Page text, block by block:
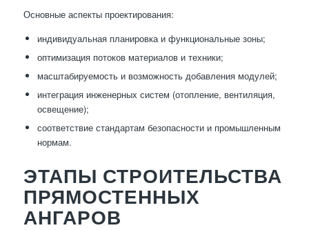
Основные аспекты проектирования:
индивидуальная планировка и функциональные зоны;
оптимизация потоков материалов и техники;
масштабируемость и возможность добавления модулей;
интеграция инженерных систем (отопление, вентиляция,
освещение);
соответствие стандартам безопасности и промышленным
нормам.
ЭТАПЫ СТРОИТЕЛЬСТВА
ПРЯМОСТЕННЫХ
АНГАРОВ